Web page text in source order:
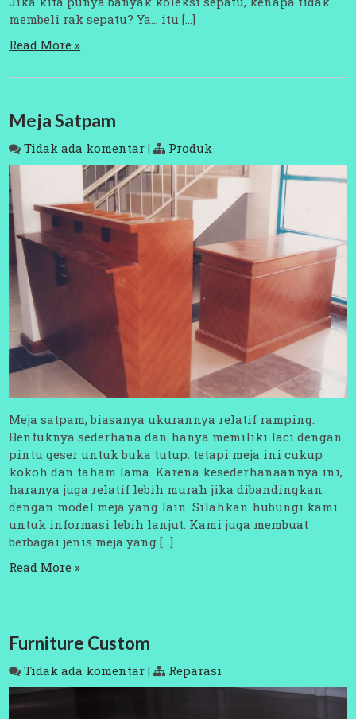
membeli rak sepatu? Ya… itu […]
Read More »
Meja Satpam
Tidak ada komentar | Produk
Meja satpam, biasanya ukurannya relatif ramping.
Bentuknya sederhana dan hanya memiliki laci dengan
pintu geser untuk buka tutup. tetapi meja ini cukup
kokoh dan taham lama. Karena kesederhanaannya ini,
haranya juga relatif lebih murah jika dibandingkan
dengan model meja yang lain. Silahkan hubungi kami
untuk informasi lebih lanjut. Kami juga membuat
berbagai jenis meja yang […]
Read More »
Furniture Custom
Tidak ada komentar | Reparasi